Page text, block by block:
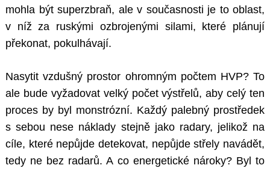
mohla být superzbraň, ale v současnosti je to oblast,
v níž za ruskými ozbrojenými silami, které plánují
překonat, pokulhávají.
Nasytit vzdušný prostor ohromným počtem HVP? To
ale bude vyžadovat velký počet výstřelů, aby celý ten
proces by byl monstrózní. Každý palebný prostředek
s sebou nese náklady stejně jako radary, jelikož na
cíle, které nepůjde detekovat, nepůjde střely navádět,
tedy ne bez radarů. A co energetické nároky? Byl to